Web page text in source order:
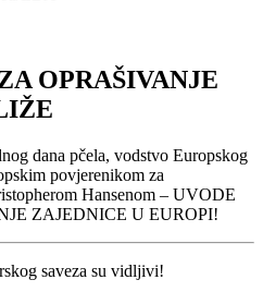
OPRAŠIVANJE
dana pčela, vodstvo Europskog
povjerenikom za
Hansenom – UVODE
ZAJEDNICE U EUROPI!
saveza su vidljivi!